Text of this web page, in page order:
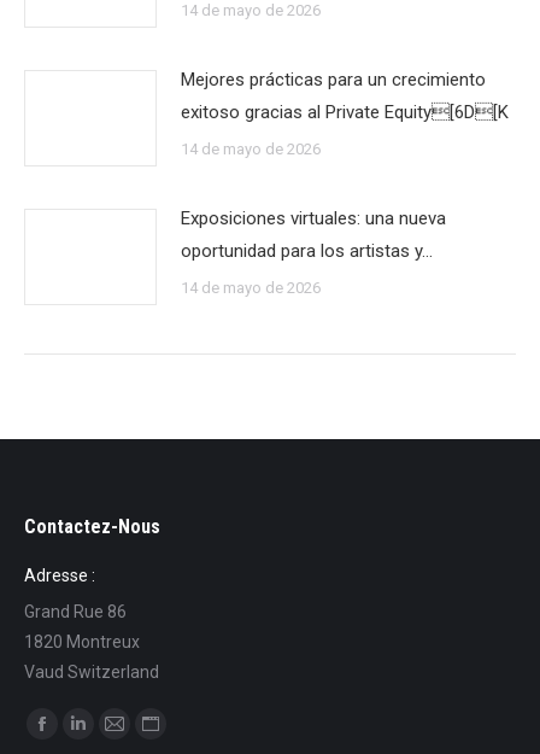
14 de mayo de 2026
Mejores prácticas para un crecimiento
exitoso gracias al Private Equity[6D[K
14 de mayo de 2026
Exposiciones virtuales: una nueva
oportunidad para los artistas y…
14 de mayo de 2026
Contactez-Nous
Adresse :
Grand Rue 86
1820 Montreux
Vaud Switzerland
Find us on: